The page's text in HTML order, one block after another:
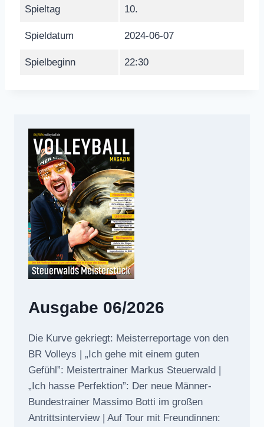
Spieltag 10.
Spieldatum 2024-06-07
Spielbeginn 22:30
Ausgabe 06/2026
Die Kurve gekriegt: Meisterreportage von den
BR Volleys | „Ich gehe mit einem guten
Gefühl”: Meistertrainer Markus Steuerwald |
„Ich hasse Perfektion”: Der neue Männer-
Bundestrainer Massimo Botti im großen
Antrittsinterview | Auf Tour mit Freundinnen: